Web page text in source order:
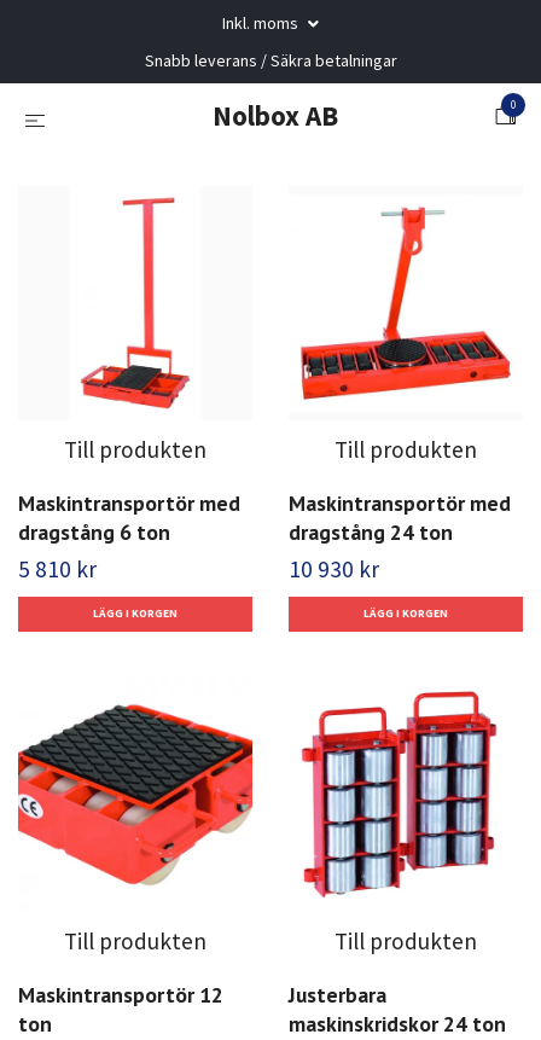
Inkl. moms
Snabb leverans / Säkra betalningar
Nolbox AB 0
Till produkten
Maskintransportör med
dragstång 6 ton
5 810 kr
Till produkten
Maskintransportör med
dragstång 24 ton
10 930 kr
Till produkten
Maskintransportör 12
ton
Till produkten
Justerbara
maskinskridskor 24 ton